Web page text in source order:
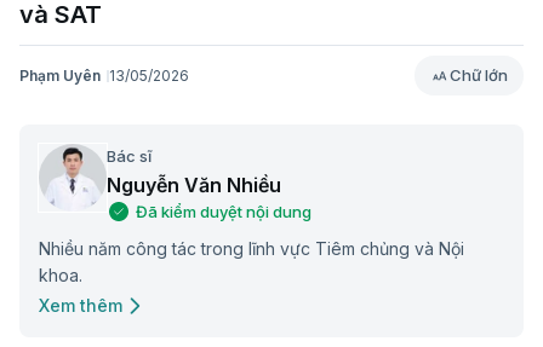
và SAT
Phạm Uyên 13/05/2026 Chữ lớn
Bác sĩ
Nguyễn Văn Nhiều
Đã kiểm duyệt nội dung
Nhiều năm công tác trong lĩnh vực Tiêm chủng và Nội
khoa.
Xem thêm